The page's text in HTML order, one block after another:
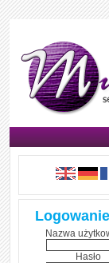
Logowanie
Nazwa
Hasło